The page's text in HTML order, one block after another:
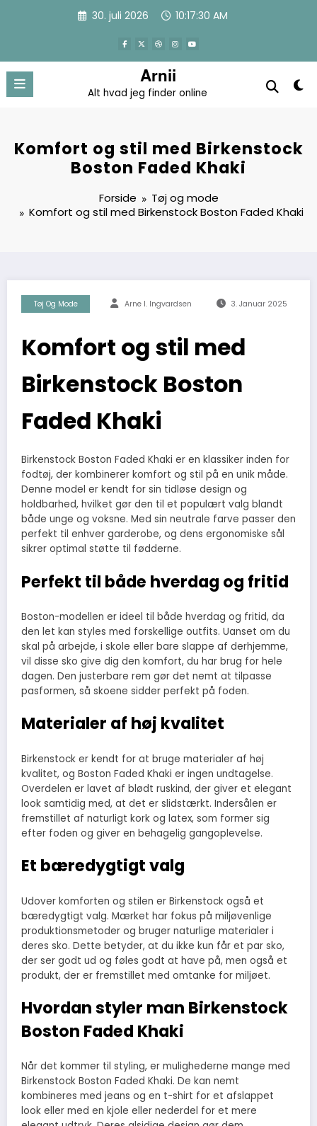
30. juli 2026 10:17:31 AM
Arnii
Alt hvad jeg finder online
Komfort og stil med Birkenstock
Boston Faded Khaki
Forside
Tøj og mode
Komfort og stil med Birkenstock Boston Faded Khaki
Tøj Og Mode Arne I. Ingvardsen 3. Januar 2025
Komfort og stil med
Birkenstock Boston
Faded Khaki
Birkenstock Boston Faded Khaki er en klassiker inden for
fodtøj, der kombinerer komfort og stil på en unik måde.
Denne model er kendt for sin tidløse design og
holdbarhed, hvilket gør den til et populært valg blandt
både unge og voksne. Med sin neutrale farve passer den
perfekt til enhver garderobe, og dens ergonomiske sål
sikrer optimal støtte til fødderne.
Perfekt til både hverdag og fritid
Boston-modellen er ideel til både hverdag og fritid, da
den let kan styles med forskellige outfits. Uanset om du
skal på arbejde, i skole eller bare slappe af derhjemme,
vil disse sko give dig den komfort, du har brug for hele
dagen. Den justerbare rem gør det nemt at tilpasse
pasformen, så skoene sidder perfekt på foden.
Materialer af høj kvalitet
Birkenstock er kendt for at bruge materialer af høj
kvalitet, og Boston Faded Khaki er ingen undtagelse.
Overdelen er lavet af blødt ruskind, der giver et elegant
look samtidig med, at det er slidstærkt. Indersålen er
fremstillet af naturligt kork og latex, som former sig
efter foden og giver en behagelig gangoplevelse.
Et bæredygtigt valg
Udover komforten og stilen er Birkenstock også et
bæredygtigt valg. Mærket har fokus på miljøvenlige
produktionsmetoder og bruger naturlige materialer i
deres sko. Dette betyder, at du ikke kun får et par sko,
der ser godt ud og føles godt at have på, men også et
produkt, der er fremstillet med omtanke for miljøet.
Hvordan styler man Birkenstock
Boston Faded Khaki
Når det kommer til styling, er mulighederne mange med
Birkenstock Boston Faded Khaki. De kan nemt
kombineres med jeans og en t-shirt for et afslappet
look eller med en kjole eller nederdel for et mere